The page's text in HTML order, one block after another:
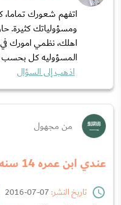
اتفهم شعورك
ومسؤولياتك كثيرة.
اهلك، نظمي امورك
المسؤوليه كل بحسب
اذهب إلى السؤال
من مجهول
عندي ابن عمره 14 سنه لاحظت عليه .. !
تاريخ النشر: